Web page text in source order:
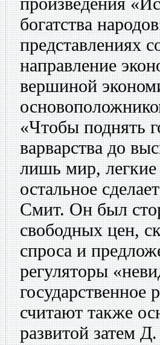
богатства
представлениях
направление
вершиной
«Чтобы поднять
варварства до
лишь мир, легкие
остальное
Смит. Он был
свободных цен,
спроса и
регуляторы
государственное
считают также
развитой затем